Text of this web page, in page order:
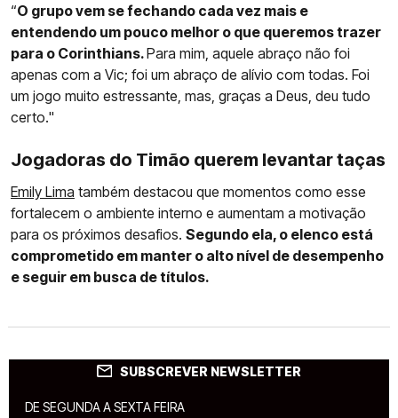
“O grupo vem se fechando cada vez mais e
entendendo um pouco melhor o que queremos trazer
para o Corinthians.Para mim, aquele abraço não foi
apenas com a Vic; foi um abraço de alívio com todas. Foi
um jogo muito estressante, mas, graças a Deus, deu tudo
certo."
Jogadoras do Timão querem levantar taças
Emily Lima também destacou que momentos como esse
fortalecem o ambiente interno e aumentam a motivação
para os próximos desafios. Segundo ela, o elenco está
comprometido em manter o alto nível de desempenho
e seguir em busca de títulos.
SUBSCREVER NEWSLETTER
DE SEGUNDA A SEXTA FEIRA